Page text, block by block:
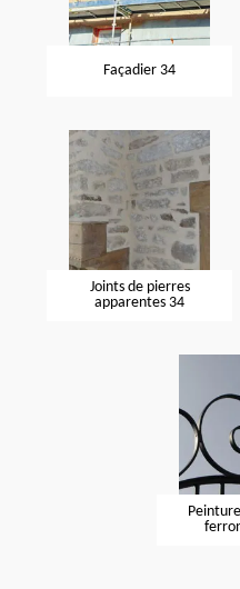
Façadier 34
Joints de pierres
apparentes 34